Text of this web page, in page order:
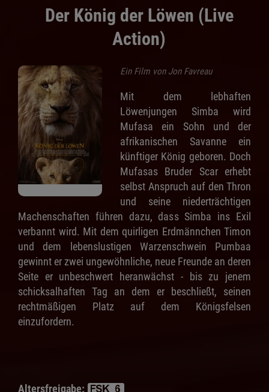
Der König der Löwen (Live
Action)
Ein Film von Jon Favreau
Mit dem lebhaften
Löwenjungen Simba wird
Mufasa ein Sohn und der
afrikanischen Savanne ein
künftiger König geboren. Doch
Mufasas Bruder Scar erhebt
selbst Anspruch auf den Thron
und seine niederträchtigen
Machenschaften führen dazu, dass Simba ins Exil
verbannt wird. Mit dem quirligen Erdmännchen Timon
und dem lebenslustigen Warzenschwein Pumbaa
gewinnt er zwei ungewöhnliche, neue Freunde an deren
Seite er unbeschwert heranwächst - bis zu jenem
schicksalhaften Tag an dem er beschließt, seinen
rechtmäßigen Platz auf dem Königsfelsen
einzufordern.
Altersfreigabe: